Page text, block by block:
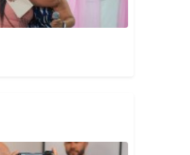
e Inspiração: